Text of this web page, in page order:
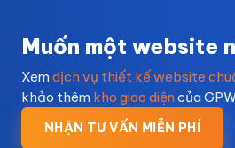
Muốn một website
Xemdịch vụ thiết kế website
khảo thêm kho giao diệncủa
NHẬN TƯ VẤN MIỄN PHÍ